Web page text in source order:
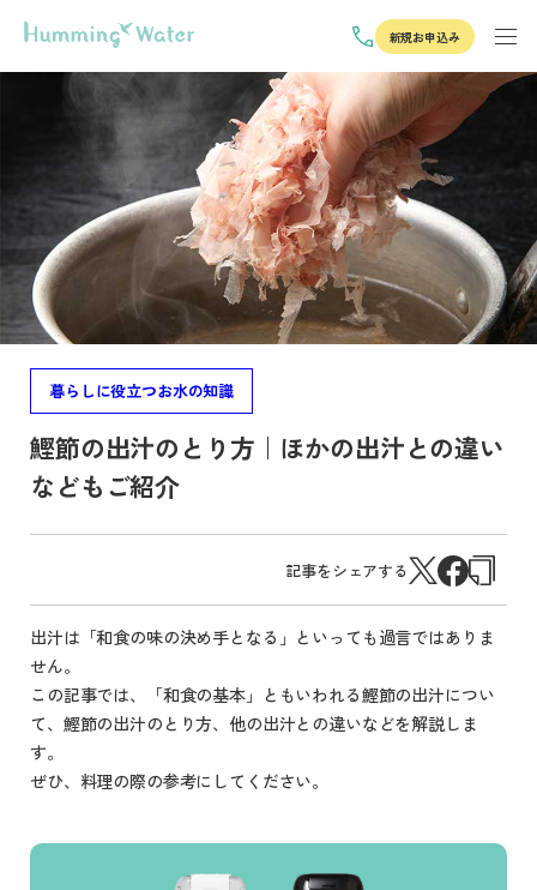
新規お申込み
暮らしに役立つお水の知識
鰹節の出汁のとり方｜ほかの出汁との違い
などもご紹介
記事をシェアする
出汁は「和食の味の決め手となる」といっても過言ではありま
せん。
この記事では、「和食の基本」ともいわれる鰹節の出汁につい
て、鰹節の出汁のとり方、他の出汁との違いなどを解説しま
す。
ぜひ、料理の際の参考にしてください。